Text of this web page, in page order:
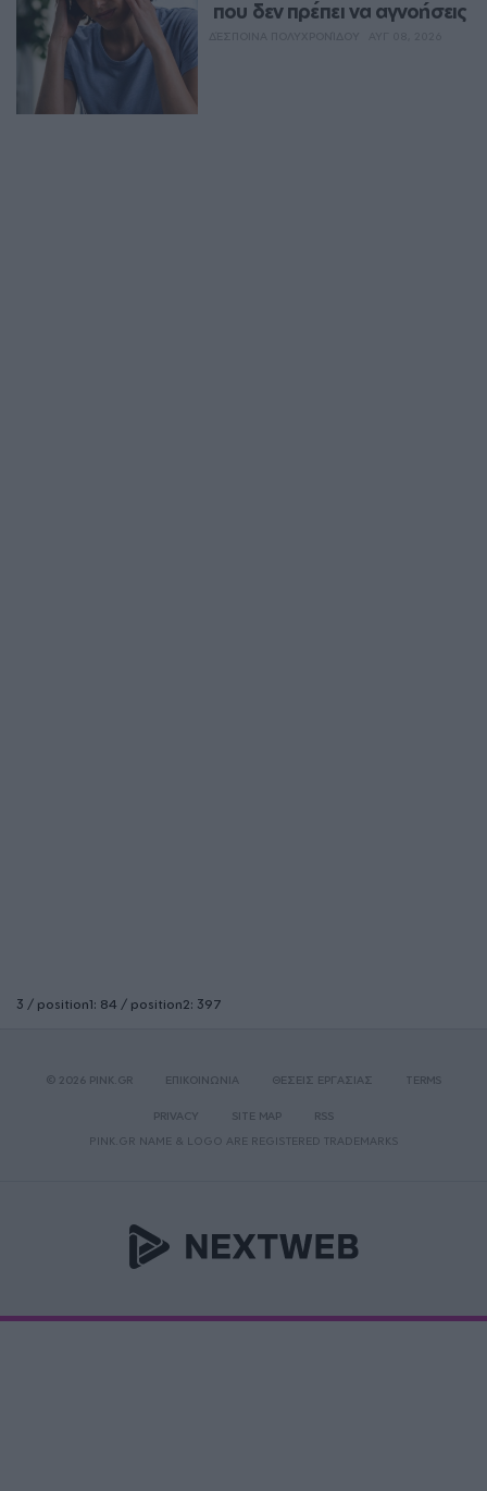
που δεν πρέπει να αγνοήσεις
3 / position1: 84 / position2: 397
© 2026 PINK.GR ΕΠΙΚΟΙΝΩΝΙΑ ΘΕΣΕΙΣ ΕΡΓΑΣΙΑΣ TERMS
PRIVACY SITE MAP
RSS
PINK.GR NAME & LOGO ARE REGISTERED TRADEMARKS